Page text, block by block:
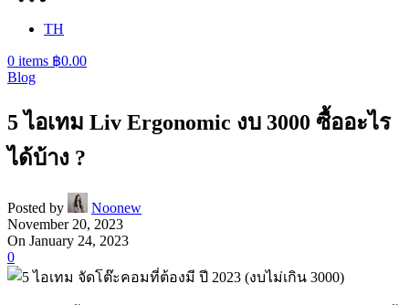
TH
0 items ฿0.00
Blog
5 ไอเทม Liv Ergonomic งบ 3000 ซื้ออะไร
ได้บ้าง ?
Posted by
Noonew
November 20, 2023
On January 24, 2023
0